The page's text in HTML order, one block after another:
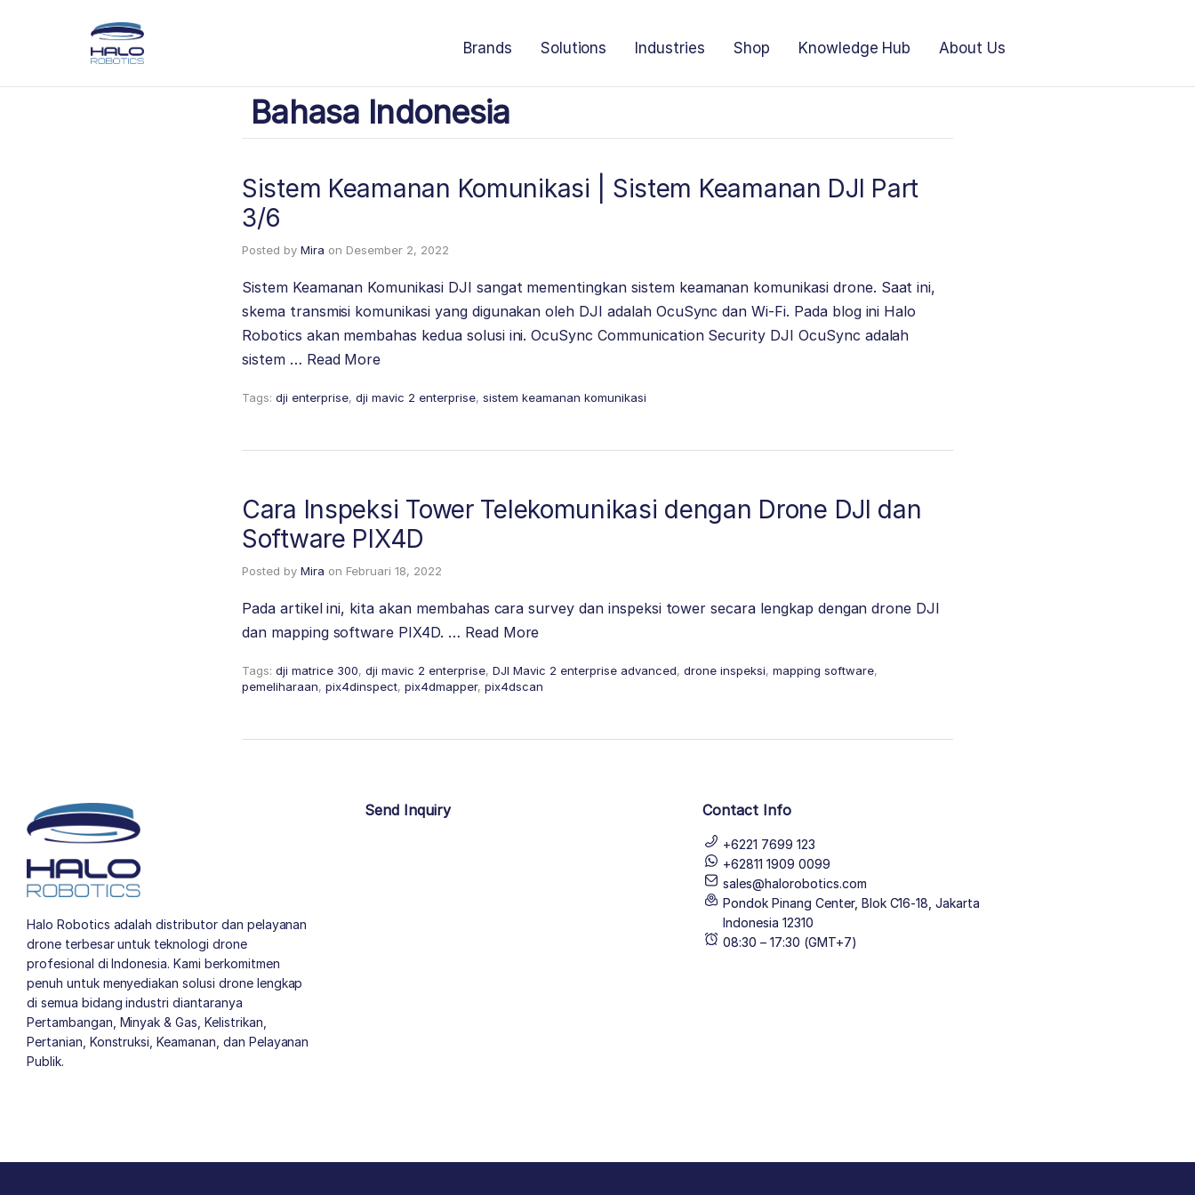
Brands Solutions Industries Shop Knowledge Hub About Us
Bahasa Indonesia
Sistem Keamanan Komunikasi | Sistem Keamanan DJI Part
3/6
Posted by Mira on Desember 2, 2022
Sistem Keamanan Komunikasi DJI sangat mementingkan sistem keamanan komunikasi drone. Saat ini,
skema transmisi komunikasi yang digunakan oleh DJI adalah OcuSync dan Wi-Fi. Pada blog ini Halo
Robotics akan membahas kedua solusi ini. OcuSync Communication Security DJI OcuSync adalah
sistem … Read More
Tags: dji enterprise, dji mavic 2 enterprise, sistem keamanan komunikasi
Cara Inspeksi Tower Telekomunikasi dengan Drone DJI dan
Software PIX4D
Posted by Mira on Februari 18, 2022
Pada artikel ini, kita akan membahas cara survey dan inspeksi tower secara lengkap dengan drone DJI
dan mapping software PIX4D. … Read More
Tags: dji matrice 300, dji mavic 2 enterprise, DJI Mavic 2 enterprise advanced, drone inspeksi, mapping software,
pemeliharaan, pix4dinspect, pix4dmapper, pix4dscan
Halo Robotics adalah distributor dan pelayanan
drone terbesar untuk teknologi drone
profesional di Indonesia. Kami berkomitmen
penuh untuk menyediakan solusi drone lengkap
di semua bidang industri diantaranya
Pertambangan, Minyak & Gas, Kelistrikan,
Pertanian, Konstruksi, Keamanan, dan Pelayanan
Publik.
Send Inquiry Contact Info
+6221 7699 123
+62811 1909 0099
sales@halorobotics.com
Pondok Pinang Center, Blok C16-18, Jakarta
Indonesia 12310
08:30 – 17:30 (GMT+7)